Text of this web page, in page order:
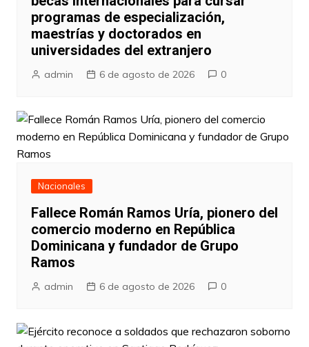
programas de especialización,
maestrías y doctorados en
universidades del extranjero
admin 6 de agosto de 2026 0
Nacionales
Fallece Román Ramos Uría, pionero del
comercio moderno en República
Dominicana y fundador de Grupo
Ramos
admin 6 de agosto de 2026 0